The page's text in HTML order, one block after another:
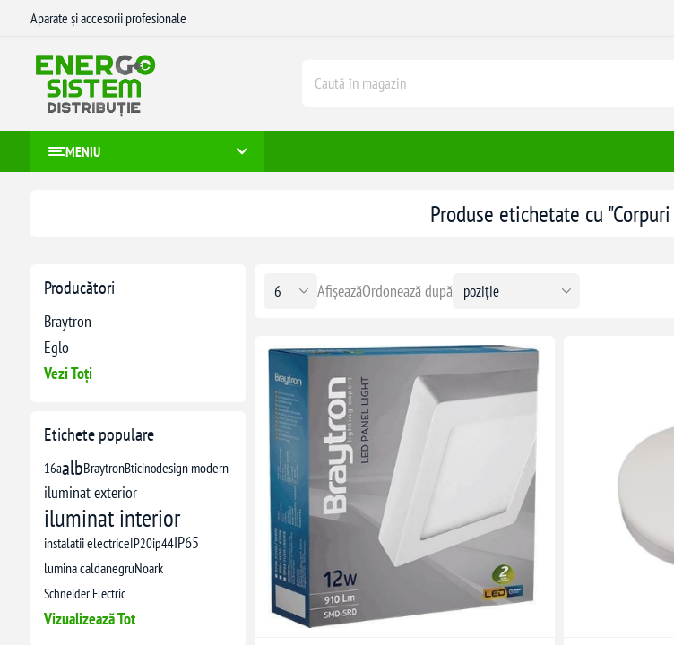
Aparate și accesorii profesionale
MENIU
Producători
Braytron
Eglo
Vezi Toți
Etichete populare
16aalbBraytronBticinodesign modern
iluminat exterior
iluminat interior
instalatii electriceIP20ip44IP65
lumina caldanegruNoark
Schneider Electric
Vizualizează Tot
Produse etichetate cu
Ordonează după
Afișează